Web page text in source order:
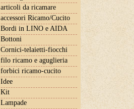
articoli da ricamare
accessori Ricamo/Cucito
Bordi in LINO e AIDA
Bottoni
Cornici-telaietti-fiocchi
filo ricamo e aguglieria
forbici ricamo-cucito
Idee
Kit
Lampade